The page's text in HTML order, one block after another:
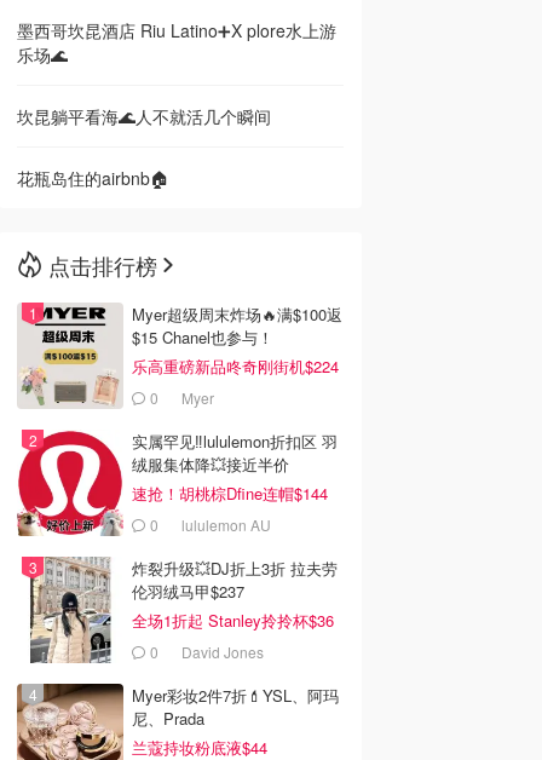
墨西哥坎昆酒店 Riu Latino➕X plore水上游
乐场🌊
坎昆躺平看海🌊人不就活几个瞬间
花瓶岛住的airbnb🏠
点击排行榜
Myer超级周末炸场🔥满$100返
$15 Chanel也参与！
乐高重磅新品咚奇刚街机$224
0 Myer
实属罕见‼️lululemon折扣区 羽
绒服集体降💥接近半价
速抢！胡桃棕Dfine连帽$144
0 lululemon AU
炸裂升级💥DJ折上3折 拉夫劳
伦羽绒马甲$237
全场1折起 Stanley拎拎杯$36
0 David Jones
Myer彩妆2件7折💄YSL、阿玛
尼、Prada
兰蔻持妆粉底液$44